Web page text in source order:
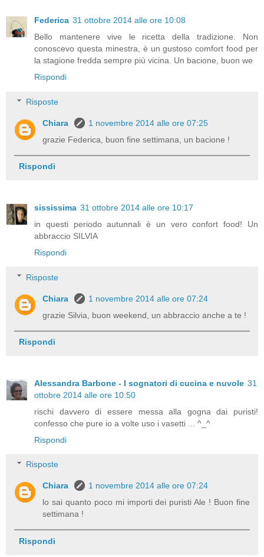
Federica 31 ottobre 2014 alle ore 10:08
Bello mantenere vive le ricetta della tradizione. Non
conoscevo questa minestra, è un gustoso comfort food per
la stagione fredda sempre più vicina. Un bacione, buon we
Rispondi
Risposte
Chiara
1 novembre 2014 alle ore 07:25
grazie Federica, buon fine settimana, un bacione !
Rispondi
sississima 31 ottobre 2014 alle ore 10:17
in questi periodo autunnali è un vero confort food! Un
abbraccio SILVIA
Rispondi
Risposte
Chiara
1 novembre 2014 alle ore 07:24
grazie Silvia, buon weekend, un abbraccio anche a te !
Rispondi
Alessandra Barbone - I sognatori di cucina e nuvole 31
ottobre 2014 alle ore 10:50
rischi davvero di essere messa alla gogna dai puristi!
confesso che pure io a volte uso i vasetti ... ^_^
Rispondi
Risposte
Chiara
1 novembre 2014 alle ore 07:24
lo sai quanto poco mi importi dei puristi Ale ! Buon fine
settimana !
Rispondi